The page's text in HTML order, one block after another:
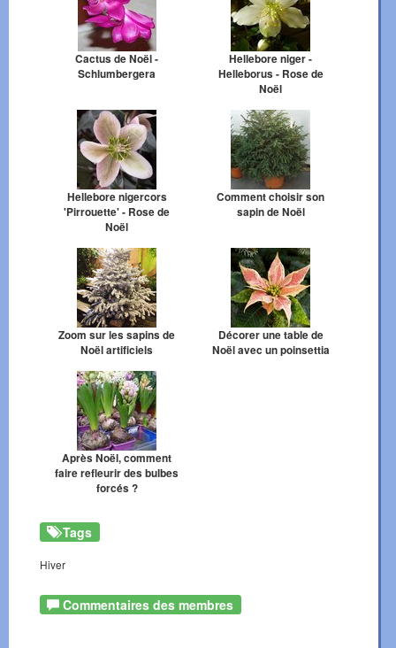
Cactus de Noël -
Schlumbergera
Hellebore niger -
Helleborus - Rose de
Noël
Hellebore nigercors
'Pirrouette' - Rose de
Noël
Comment choisir son
sapin de Noël
Zoom sur les sapins de
Noël artificiels
Décorer une table de
Noël avec un poinsettia
Après Noël, comment
faire refleurir des bulbes
forcés ?
Tags
Hiver
Commentaires des membres